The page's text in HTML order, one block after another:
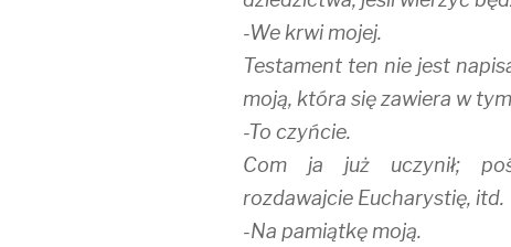
-We krwi mojej.
Testament ten nie jest
moją, która się zawiera w
-To czyńcie.
Com ja już uczynił;
rozdawajcie Eucharystię, itd.
-Na pamiątkę moją.